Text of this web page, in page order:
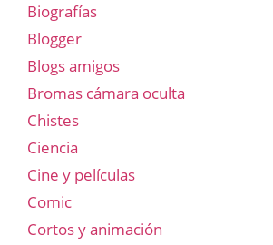
Biografías
Blogger
Blogs amigos
Bromas cámara oculta
Chistes
Ciencia
Cine y películas
Comic
Cortos y animación